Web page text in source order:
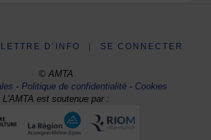
D’INFO SE CONNECTER
© AMTA
-Politique de confidentialité- Cookies
L'AMTA est soutenue par :